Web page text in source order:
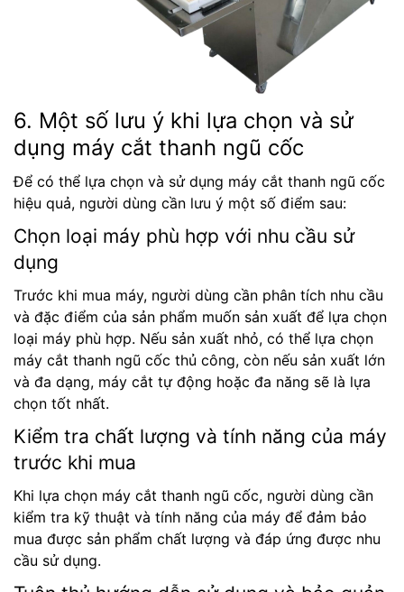
6. Một số lưu ý khi lựa chọn và sử
dụng máy cắt thanh ngũ cốc
Để có thể lựa chọn và sử dụng máy cắt thanh ngũ cốc
hiệu quả, người dùng cần lưu ý một số điểm sau:
Chọn loại máy phù hợp với nhu cầu sử
dụng
Trước khi mua máy, người dùng cần phân tích nhu cầu
và đặc điểm của sản phẩm muốn sản xuất để lựa chọn
loại máy phù hợp. Nếu sản xuất nhỏ, có thể lựa chọn
máy cắt thanh ngũ cốc thủ công, còn nếu sản xuất lớn
và đa dạng, máy cắt tự động hoặc đa năng sẽ là lựa
chọn tốt nhất.
Kiểm tra chất lượng và tính năng của máy
trước khi mua
Khi lựa chọn máy cắt thanh ngũ cốc, người dùng cần
kiểm tra kỹ thuật và tính năng của máy để đảm bảo
mua được sản phẩm chất lượng và đáp ứng được nhu
cầu sử dụng.